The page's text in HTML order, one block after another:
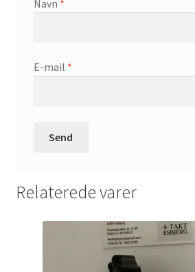
Navn *
E-mail *
Relaterede varer